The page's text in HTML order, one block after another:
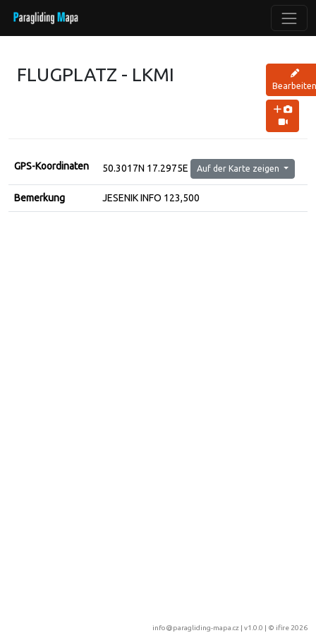
FLUGPLATZ - LKMI
GPS-Koordinaten 50.3017N 17.2975E Auf der Karte zeigen
Bemerkung JESENIK INFO 123,500
info@paragliding-mapa.cz | v1.0.0 | © ifire 2026